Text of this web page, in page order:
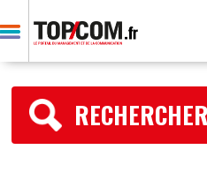
RECHERCHER